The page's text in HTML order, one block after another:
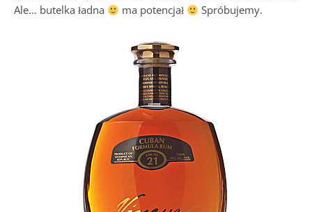
Ale… butelka ładna
ma potencjał Spróbujemy.